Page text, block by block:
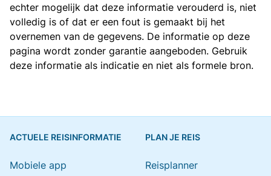
echter mogelijk dat deze informatie verouderd is, niet
volledig is of dat er een fout is gemaakt bij het
overnemen van de gegevens. De informatie op deze
pagina wordt zonder garantie aangeboden. Gebruik
deze informatie als indicatie en niet als formele bron.
ACTUELE REISINFORMATIE
Mobiele app
PLAN JE REIS
Reisplanner